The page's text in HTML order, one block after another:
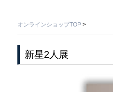
オンラインショップTOP >
新星2人展